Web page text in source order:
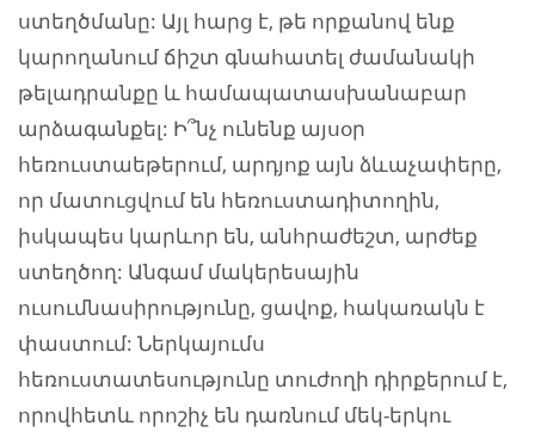
ստեղծմանը: Այլ հարց է, թե որքանով ենք
կարողանում ճիշտ գնահատել ժամանակի
թելադրանքը և համապատասխանաբար
արձագանքել: Ի՞նչ ունենք այսօր
հեռուստաեթերում, արդյոք այն ձևաչափերը,
որ մատուցվում են հեռուստադիտողին,
իսկապես կարևոր են, անհրաժեշտ, արժեք
ստեղծող: Անգամ մակերեսային
ուսումնասիրությունը, ցավոք, հակառակն է
փաստում: Ներկայումս
հեռուստատեսությունը տուժողի դիրքերում է,
որովհետև որոշիչ են դառնում մեկ-երկու